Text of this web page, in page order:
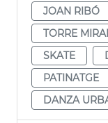
JOAN RIBÓ
TORRE
SKATE
PATINATGE
DANZA